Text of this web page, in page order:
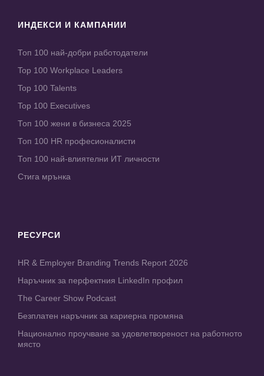
ИНДЕКСИ И КАМПАНИИ
Топ 100 най-добри работодатели
Top 100 Workplace Leaders
Top 100 Talents
Top 100 Executives
Топ 100 жени в бизнеса 2025
Топ 100 HR професионалисти
Топ 100 най-влиятелни ИТ личности
Стига мрънка
РЕСУРСИ
HR & Employer Branding Trends Report 2026
Наръчник за перфектния LinkedIn профил
The Career Show Podcast
Безплатен наръчник за кариерна промяна
Национално проучване за удовлетвореност на работното
място